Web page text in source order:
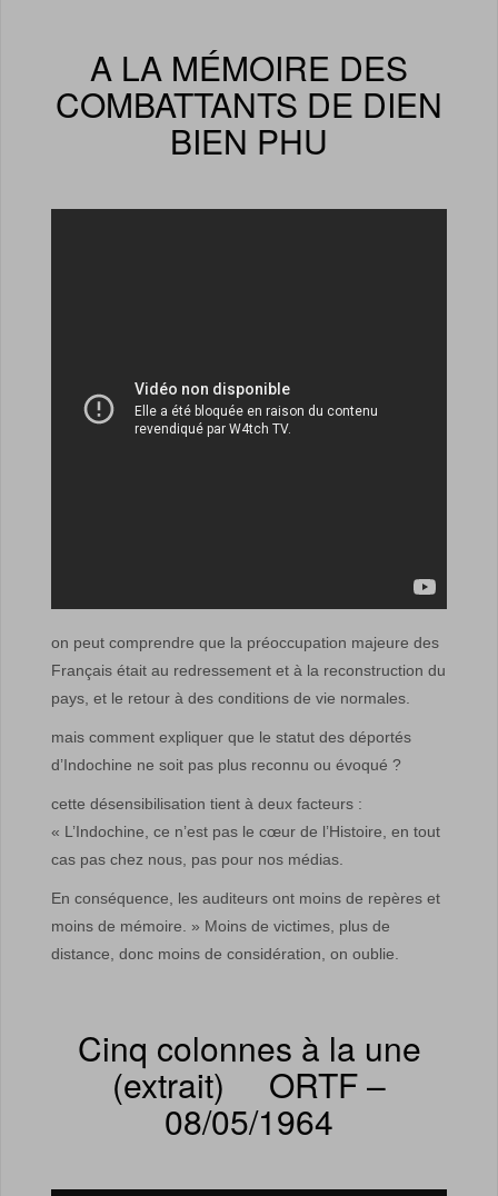
A LA MÉMOIRE DES
COMBATTANTS DE DIEN
BIEN PHU
on peut comprendre que la préoccupation majeure des
Français était au redressement et à la reconstruction du
pays, et le retour à des conditions de vie normales.
mais comment expliquer que le statut des déportés
d’Indochine ne soit pas plus reconnu ou évoqué ?
cette désensibilisation tient à deux facteurs :
« L’Indochine, ce n’est pas le cœur de l’Histoire, en tout
cas pas chez nous, pas pour nos médias.
En conséquence, les auditeurs ont moins de repères et
moins de mémoire. » Moins de victimes, plus de
distance, donc moins de considération, on oublie.
Cinq colonnes à la une
(extrait) ORTF –
08/05/1964